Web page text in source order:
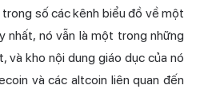
số các kênh biểu đồ về một
nhất, nó vẫn là một trong những
và kho nội dung giáo dục của nó
và các altcoin liên quan đến